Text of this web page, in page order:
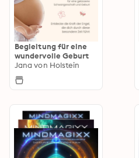
Begleitung für eine
wundervolle Geburt
Jana von Holstein